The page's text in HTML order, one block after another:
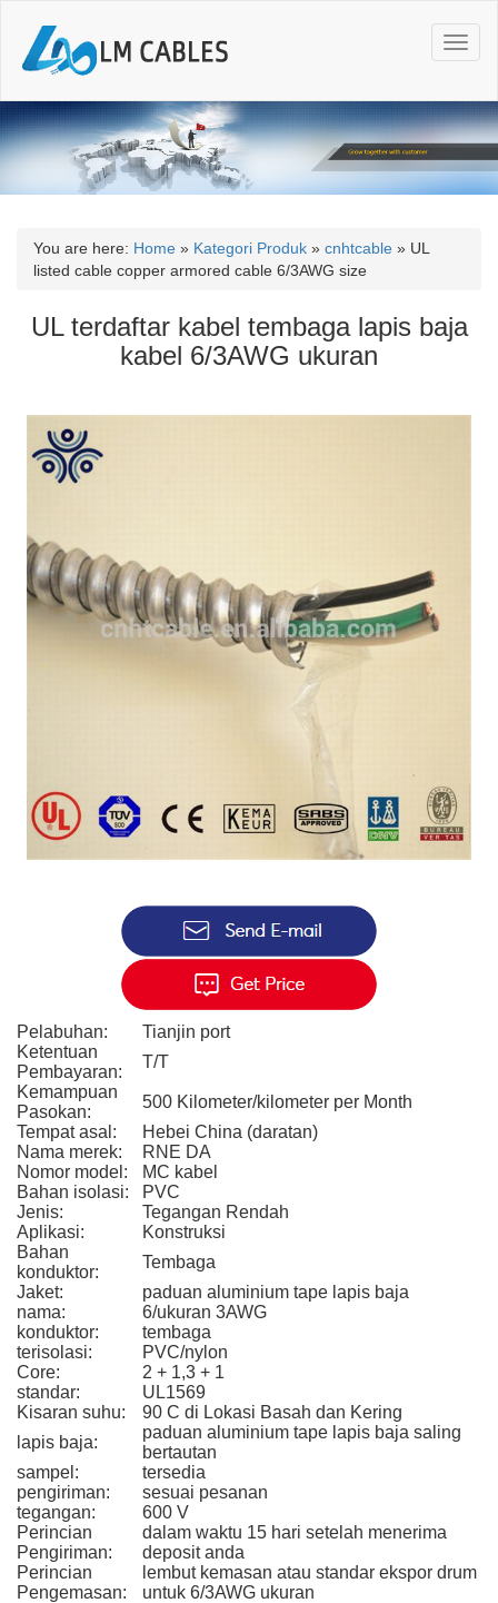
T
o
g
l
n
a
i
You are here: Home » Kategori Produk » cnhtcable » UL
listed cable copper armored cable 6/3AWG size
UL terdaftar kabel tembaga lapis baja
kabel 6/3AWG ukuran
Pelabuhan:
Tianjin port
Ketentuan
Pembayaran:
T/T
Kemampuan
Pasokan:
500 Kilometer/kilometer per Month
Tempat asal:
Hebei China (daratan)
Nama merek:
RNE DA
Nomor model:
MC kabel
Bahan isolasi:
PVC
Jenis:
Tegangan Rendah
Aplikasi:
Konstruksi
Bahan
konduktor:
Tembaga
Jaket:
paduan aluminium tape lapis baja
nama:
6/ukuran 3AWG
konduktor:
tembaga
terisolasi:
PVC/nylon
Core:
2 + 1,3 + 1
standar:
UL1569
Kisaran suhu:
90 C di Lokasi Basah dan Kering
lapis baja:
paduan aluminium tape lapis baja saling
bertautan
sampel:
tersedia
pengiriman:
sesuai pesanan
tegangan:
600 V
Perincian
Pengiriman:
dalam waktu 15 hari setelah menerima
deposit anda
Perincian
Pengemasan:
lembut kemasan atau standar ekspor drum
untuk 6/3AWG ukuran